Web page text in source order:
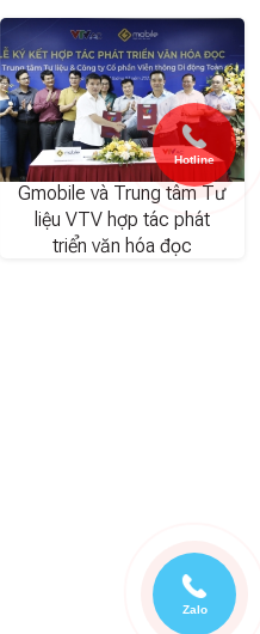
Gmobile và Trung tâm Tư
liệu VTV hợp tác phát
triển văn hóa đọc
Hotline
Zalo